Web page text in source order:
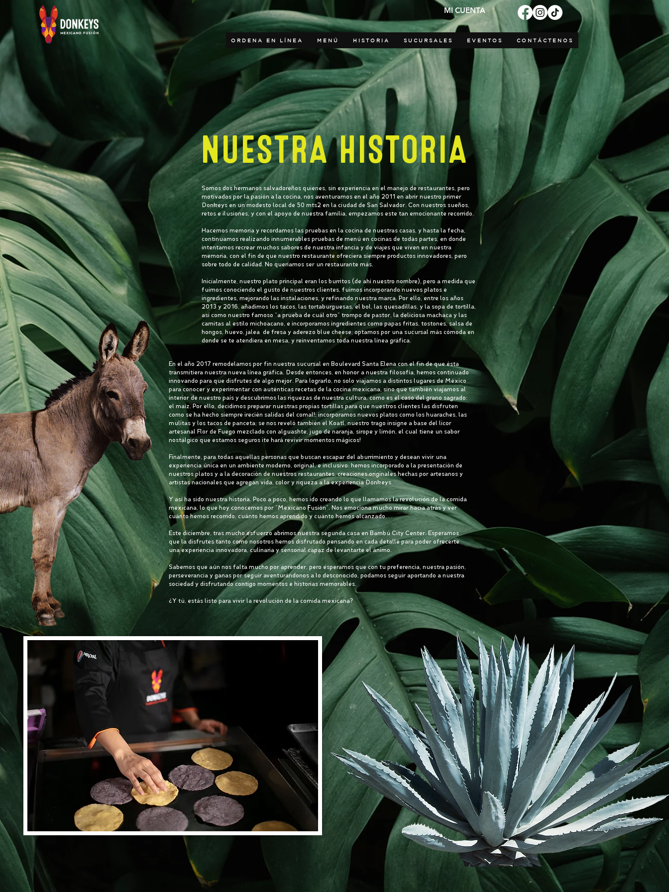
MI CUENTA
ORDENA EN LÍNEA MENÚ HISTORIA SUCURSALES EVENTOS CONTÁCTENOS
NUESTRA HISTORIA
En el año 2017 remodelamos por fin nuestra sucursal en Boulevard Santa Elena con el fin de que ésta
transmitiera nuestra nueva línea gráfica. Desde entonces, en honor a nuestra filosofía, hemos continuado
innovando para que disfrutes de algo mejor. Para lograrlo, no solo viajamos a distintos lugares de México
para conocer y experimentar con auténticas recetas de la cocina mexicana, sino que también viajamos al
interior de nuestro país y descubrimos las riquezas de nuestra cultura, como es el caso del grano sagrado:
el maíz. Por ello, decidimos preparar nuestras propias tortillas para que nuestros clientes las disfruten
como se ha hecho siempre ¡recién salidas del comal!; incorporamos nuevos platos como los huaraches, las
mulitas y los tacos de panceta; se nos reveló también el Koatl, nuestro trago insigne a base del licor
artesanal Flor de Fuego mezclado con alguashte, jugo de naranja, sirope y limón, el cual tiene un sabor
nostálgico que estamos seguros ¡te hará revivir momentos mágicos!
Finalmente, para todas aquellas personas que buscan escapar del aburrimiento y desean vivir una
experiencia única en un ambiente moderno, original, e inclusivo: hemos incorporado a la presentación de
nuestros platos y a la decoración de nuestros restaurantes, creaciones originales hechas por artesanos y
artistas nacionales que agregan vida, color y riqueza a la experiencia Donkeys.
Y así ha sido nuestra historia. Poco a poco, hemos ido creando lo que llamamos la revolución de la comida
mexicana, lo que hoy conocemos por “Mexicano Fusión”. Nos emociona mucho mirar hacia atrás y ver
cuánto hemos recorrido, cuánto hemos aprendido y cuánto hemos alcanzado.
Este diciembre, tras mucho esfuerzo abrimos nuestra segunda casa en Bambú City Center. Esperamos
que la disfrutes tanto como nosotros hemos disfrutado pensando en cada detalle para poder ofrecerte
una experiencia innovadora, culinaria y sensorial capaz de levantarte el ánimo.
Sabemos que aún nos falta mucho por aprender, pero esperamos que con tu preferencia, nuestra pasión,
perseverancia y ganas por seguir aventurándonos a lo desconocido, podamos seguir aportando a nuestra
sociedad y disfrutando contigo momentos e historias memorables.
¿Y tú, estás listo para vivir la revolución de la comida mexicana?
Somos dos hermanos salvadoreños quienes, sin experiencia en el manejo de restaurantes, pero
motivados por la pasión a la cocina, nos aventuramos en el año 2011 en abrir nuestro primer
Donkeys en un modesto local de 50 mts2 en la ciudad de San Salvador. Con nuestros sueños,
retos e ilusiones, y con el apoyo de nuestra familia, empezamos este tan emocionante recorrido.
Hacemos memoria y recordamos las pruebas en la cocina de nuestras casas, y hasta la fecha,
continuamos realizando innumerables pruebas de menú en cocinas de todas partes, en donde
intentamos recrear muchos sabores de nuestra infancia y de viajes que viven en nuestra
memoria, con el fin de que nuestro restaurante ofreciera siempre productos innovadores, pero
sobre todo de calidad. No queríamos ser un restaurante más.
Inicialmente, nuestro plato principal eran los burritos (de ahí nuestro nombre), pero a medida que
fuimos conociendo el gusto de nuestros clientes, fuimos incorporando nuevos platos e
ingredientes, mejorando las instalaciones, y refinando nuestra marca. Por ello, entre los años
2013 y 2016, añadimos los tacos, las tortaburguesas, el bol, las quesadillas, y la sopa de tortilla,
así como nuestro famoso “a prueba de cuál otro” trompo de pastor, la deliciosa machaca y las
carnitas al estilo michoacano, e incorporamos ingredientes como papas fritas, tostones, salsa de
hongos, huevo, jalea de fresa y aderezo blue cheese; optamos por una sucursal más cómoda en
donde se te atendiera en mesa, y reinventamos toda nuestra línea gráfica.